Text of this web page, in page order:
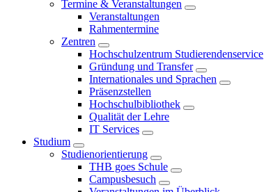
Termine & Veranstaltungen
Veranstaltungen
Rahmentermine
Zentren
Hochschulzentrum Studierendenservice
Gründung und Transfer
Internationales und Sprachen
Präsenzstellen
Hochschulbibliothek
Qualität der Lehre
IT Services
Studium
Studienorientierung
THB goes Schule
Campusbesuch